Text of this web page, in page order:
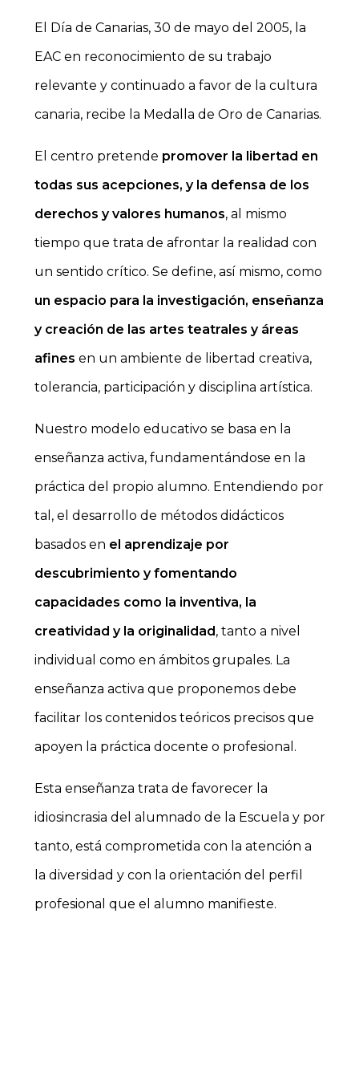
El Día de Canarias, 30 de mayo del 2005, la
EAC en reconocimiento de su trabajo
relevante y continuado a favor de la cultura
canaria, recibe la Medalla de Oro de Canarias.
El centro pretende promover la libertad en
todas sus acepciones, y la defensa de los
derechos y valores humanos, al mismo
tiempo que trata de afrontar la realidad con
un sentido crítico. Se define, así mismo, como
un espacio para la investigación, enseñanza
y creación de las artes teatrales y áreas
afines en un ambiente de libertad creativa,
tolerancia, participación y disciplina artística.
Nuestro modelo educativo se basa en la
enseñanza activa, fundamentándose en la
práctica del propio alumno. Entendiendo por
tal, el desarrollo de métodos didácticos
basados en el aprendizaje por
descubrimiento y fomentando
capacidades como la inventiva, la
creatividad y la originalidad, tanto a nivel
individual como en ámbitos grupales. La
enseñanza activa que proponemos debe
facilitar los contenidos teóricos precisos que
apoyen la práctica docente o profesional.
Esta enseñanza trata de favorecer la
idiosincrasia del alumnado de la Escuela y por
tanto, está comprometida con la atención a
la diversidad y con la orientación del perfil
profesional que el alumno manifieste.